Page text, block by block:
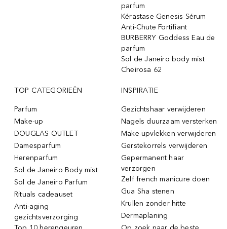
parfum
Kérastase Genesis Sérum
Anti-Chute Fortifiant
BURBERRY Goddess Eau de
parfum
Sol de Janeiro body mist
Cheirosa 62
TOP CATEGORIEËN
Parfum
Make-up
DOUGLAS OUTLET
Damesparfum
Herenparfum
Sol de Janeiro Body mist
Sol de Janeiro Parfum
Rituals cadeauset
Anti-aging
gezichtsverzorging
INSPIRATIE
Gezichtshaar verwijderen
Nagels duurzaam versterken
Make-upvlekken verwijderen
Gerstekorrels verwijderen
Gepermanent haar
verzorgen
Zelf french manicure doen
Gua Sha stenen
Krullen zonder hitte
Dermaplaning